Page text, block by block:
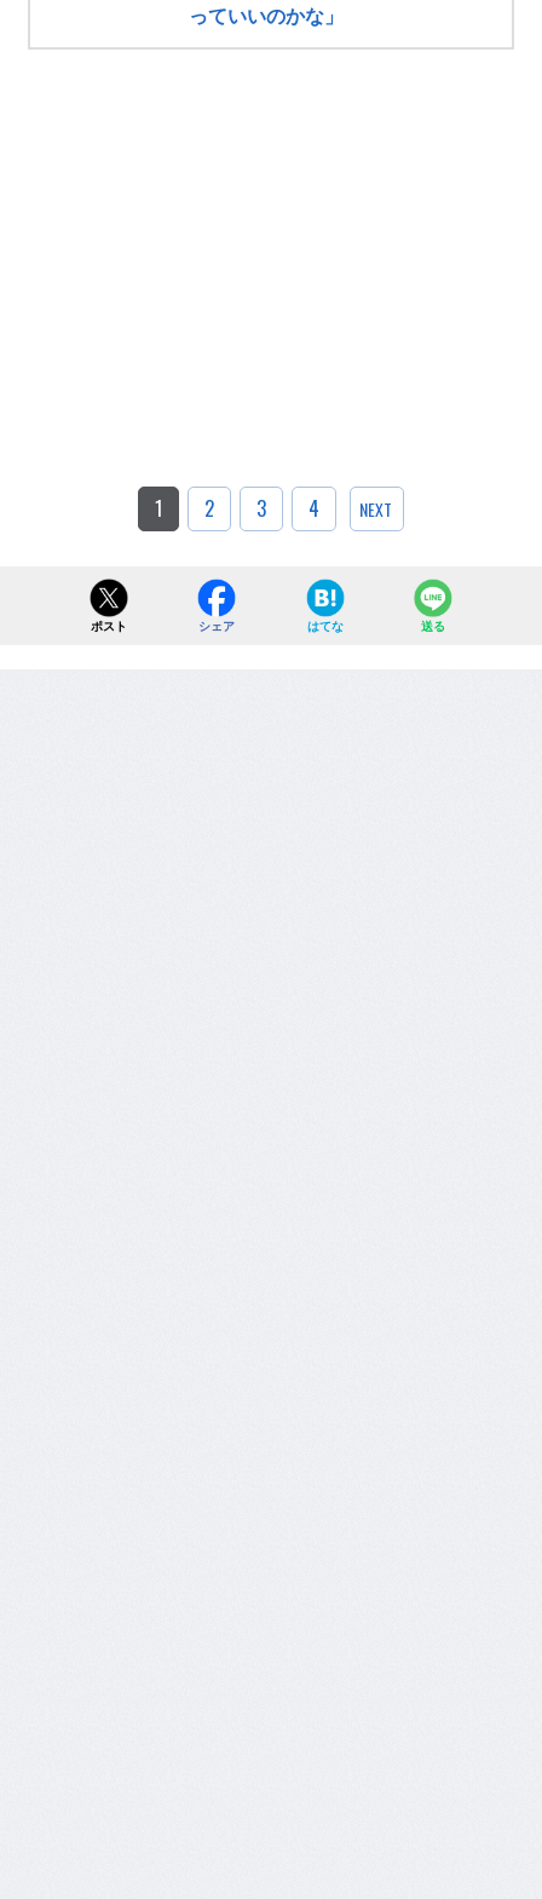
っていいのかな」
1 2 3 4 NEXT
ポスト シェア はてな 送る